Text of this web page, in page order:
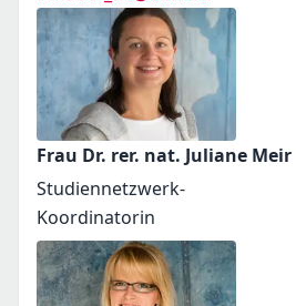
Frau Dr. rer. nat. Juliane Meir
Studiennetzwerk-
Koordinatorin